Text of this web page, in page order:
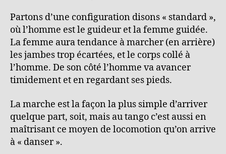
Partons d’une configuration disons « standard »,
où l’homme est le guideur et la femme guidée.
La femme aura tendance à marcher (en arrière)
les jambes trop écartées, et le corps collé à
l’homme. De son côté l’homme va avancer
timidement et en regardant ses pieds.
La marche est la façon la plus simple d’arriver
quelque part, soit, mais au tango c’est aussi en
maîtrisant ce moyen de locomotion qu’on arrive
à « danser ».